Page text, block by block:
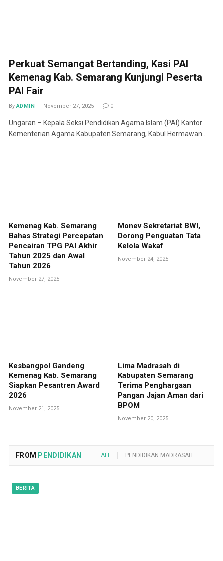
Perkuat Semangat Bertanding, Kasi PAI
Kemenag Kab. Semarang Kunjungi Peserta
PAI Fair
By ADMIN November 27, 2025 0
Ungaran – Kepala Seksi Pendidikan Agama Islam (PAI) Kantor
Kementerian Agama Kabupaten Semarang, Kabul Hermawan…
Kemenag Kab. Semarang
Bahas Strategi Percepatan
Pencairan TPG PAI Akhir
Tahun 2025 dan Awal
Tahun 2026
November 27, 2025
Monev Sekretariat BWI,
Dorong Penguatan Tata
Kelola Wakaf
November 24, 2025
Kesbangpol Gandeng
Kemenag Kab. Semarang
Siapkan Pesantren Award
2026
November 21, 2025
Lima Madrasah di
Kabupaten Semarang
Terima Penghargaan
Pangan Jajan Aman dari
BPOM
November 20, 2025
FROM PENDIDIKAN ALL PENDIDIKAN MADRASAH
BERITA